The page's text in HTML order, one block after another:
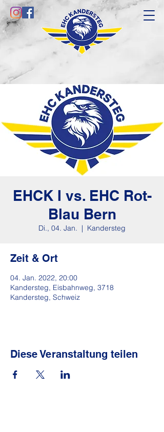
EHCK I vs. EHC Rot-
Blau Bern
Di., 04. Jan.
  |
Kandersteg
Zeit & Ort
04. Jan. 2022, 20:00
Kandersteg, Eisbahnweg, 3718
Kandersteg, Schweiz
Diese Veranstaltung teilen